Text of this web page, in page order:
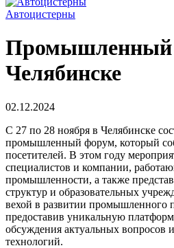
Автоцистерны
Промышленный
Челябинске
02.12.2024
С 27 по 28 ноября в Челябинске
промышленный форум, который
посетителей. В этом году
специалистов и компании,
промышленности, а также
структур и образовательных
вехой в развитии промышленного
предоставив уникальную
обсуждения актуальных вопросов
технологий.